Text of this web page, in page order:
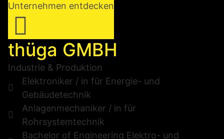
Unternehmen entdecken
thüga GMBH
Industrie & Produktion
Elektroniker / in für Energie- und
Gebäudetechnik
Anlagenmechaniker / in für
Rohrsystemtechnik
Bachelor of Engineering Elektro- und